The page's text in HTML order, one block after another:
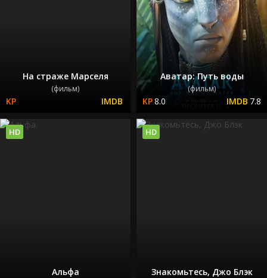
На страже Марселя
(фильм)
Аватар: Путь воды
(фильм)
8.0 7.8
Альфа
HD
Знакомьтесь, Джо Блэк
HD